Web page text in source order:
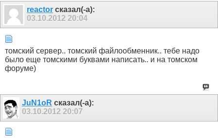
reactor сказал(-а):
03.10.2012 20:04
томский сервер.. томский файлообменник.. тебе надо
было еще томскими буквами написать.. и на томском
форуме)
JuN1oR сказал(-а):
03.10.2012 20:07